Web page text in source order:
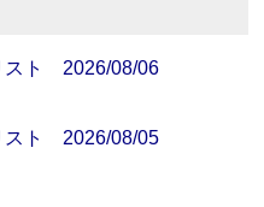
スト 2026/08/06
スト 2026/08/05